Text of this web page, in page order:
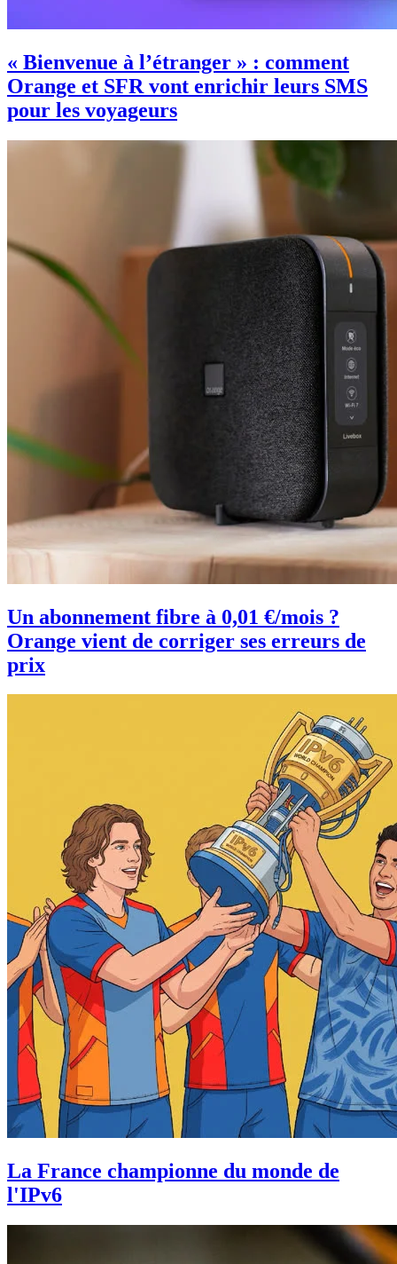
« Bienvenue à l’étranger » : comment
Orange et SFR vont enrichir leurs SMS
pour les voyageurs
Un abonnement fibre à 0,01 €/mois ?
Orange vient de corriger ses erreurs de
prix
La France championne du monde de
l'IPv6